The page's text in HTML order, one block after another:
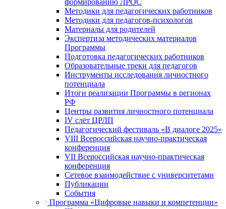
формированию ЛРОС
Методики для педагогических работников
Методики для педагогов-психологов
Материалы для родителей
Экспертиза методических материалов
Программы
Подготовка педагогических работников
Образовательные треки для педагогов
Инструменты исследования личностного
потенциала
Итоги реализации Программы в регионах
РФ
Центры развития личностного потенциала
IV слёт ЦРЛП
Педагогический фестиваль «В диалоге 2025»
VIII Всероссийская научно-практическая
конференция
VII Всероссийская научно-практическая
конференция
Сетевое взаимодействие с университетами
Публикации
События
Программа «Цифровые навыки и компетенции»